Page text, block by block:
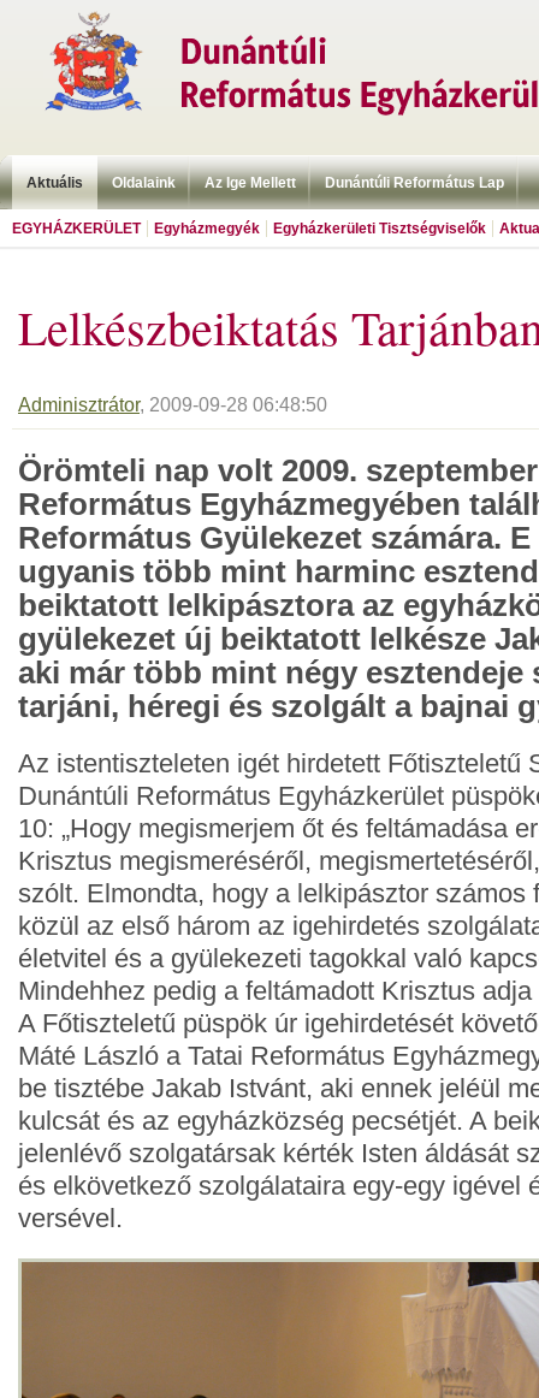
Aktuális Oldalaink Az Ige Mellett Dunántúli Református Lap
EGYHÁZKERÜLET Egyházmegyék Egyházkerületi Tisztségviselők
Lelkészbeiktatás
Adminisztrátor, 2009-09-28 06:48:50
Örömteli nap volt 2009.
Református Egyházmegyében
Református Gyülekezet számára.
ugyanis több mint harminc
beiktatott lelkipásztora az
gyülekezet új beiktatott lelkésze
aki már több mint négy esztendeje
tarjáni, héregi és szolgált a bajnai
Az istentiszteleten igét hirdetett Főtiszteletű
Dunántúli Református Egyházkerület
10: „Hogy megismerjem őt és feltámadása
Krisztus megismeréséről,
szólt. Elmondta, hogy a lelkipásztor számos
közül az első három az igehirdetés
életvitel és a gyülekezeti tagokkal való
Mindehhez pedig a feltámadott Krisztus adja
A Főtiszteletű püspök úr igehirdetését
Máté László a Tatai Református
be tisztébe Jakab Istvánt, aki ennek jeléül
kulcsát és az egyházközség pecsétjét. A
jelenlévő szolgatársak kérték Isten áldását
és elkövetkező szolgálataira egy-egy igével
versével.